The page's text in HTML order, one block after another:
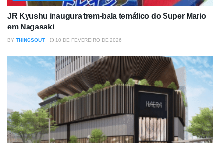
JR Kyushu inaugura trem-bala temático do Super Mario
em Nagasaki
BY THINGSOUT 10 DE FEVEREIRO DE 2026